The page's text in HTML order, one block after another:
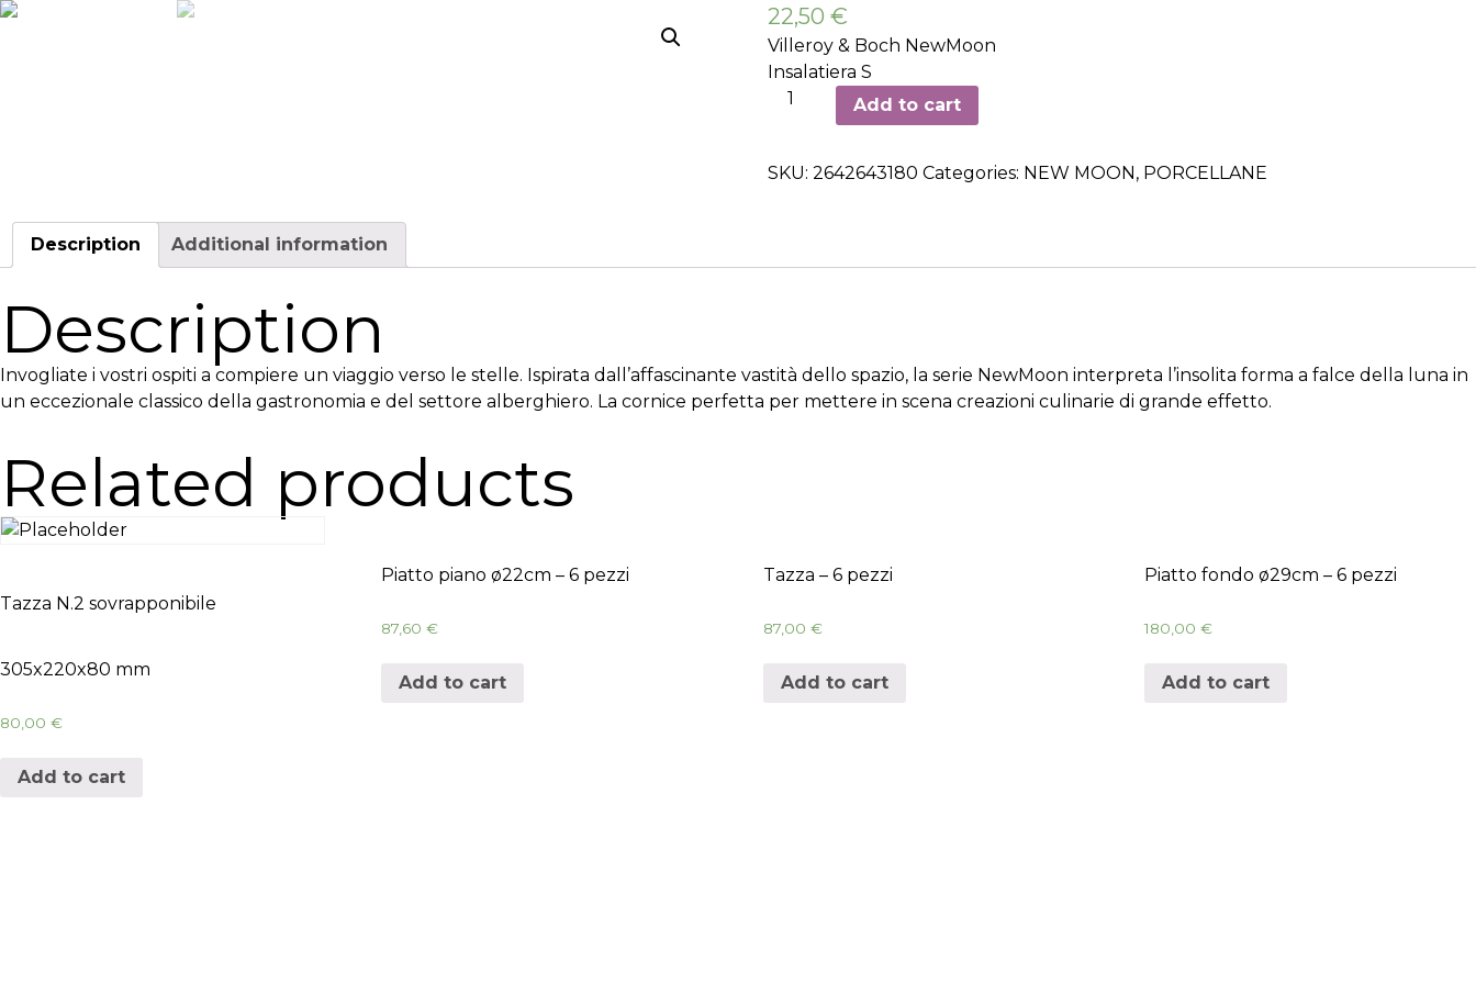
22,50 €
Villeroy & Boch NewMoon
Insalatiera S
Insalatiera
ø18,5cm
1
Add to cart
SKU: 2642643180 Categories: NEW MOON, PORCELLANE
Description Additional information
Description
Invogliate i vostri ospiti a compiere un viaggio verso le stelle. Ispirata dall’affascinante vastità dello spazio, la serie NewMoon interpreta l’insolita forma a falce della luna in
un eccezionale classico della gastronomia e del settore alberghiero. La cornice perfetta per mettere in scena creazioni culinarie di grande effetto.
Related products
Tazza N.2 sovrapponibile
305x220x80 mm
80,00 €
Add to cart
Piatto piano ø22cm – 6 pezzi
87,60€
Add to cart
Tazza – 6 pezzi
87,00 €
Add to cart
Piatto fondo ø29cm – 6 pezzi
180,00€
Add to cart